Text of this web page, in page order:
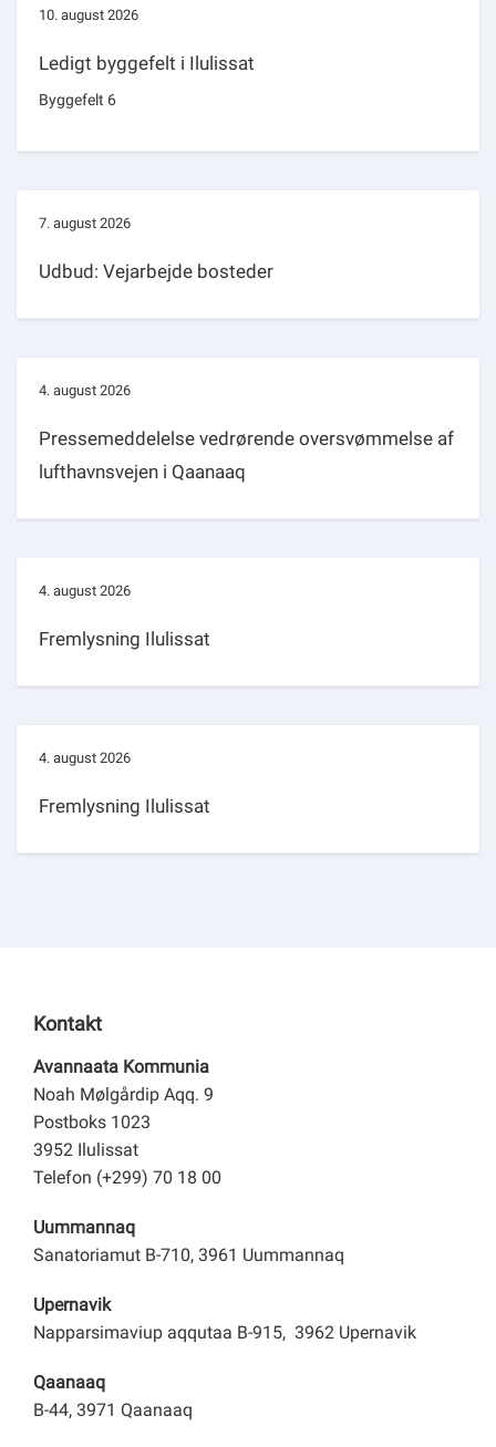
10. august 2026
Ledigt byggefelt i Ilulissat
Byggefelt 6
7. august 2026
Udbud: Vejarbejde bosteder
4. august 2026
Pressemeddelelse vedrørende oversvømmelse af
lufthavnsvejen i Qaanaaq
4. august 2026
Fremlysning Ilulissat
4. august 2026
Fremlysning Ilulissat
Kontakt
Avannaata Kommunia
Noah Mølgårdip Aqq. 9
Postboks 1023
3952 Ilulissat
Telefon (+299) 70 18 00
Uummannaq
Sanatoriamut B-710, 3961 Uummannaq
Upernavik
Napparsimaviup aqqutaa B-915, 3962 Upernavik
Qaanaaq
B-44, 3971 Qaanaaq